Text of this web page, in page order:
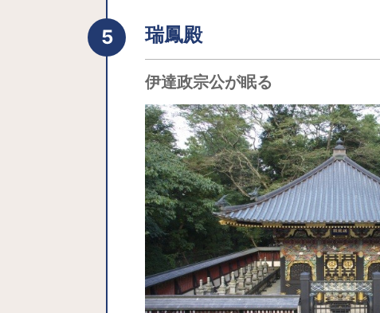
瑞鳳殿
伊達政宗公が眠る